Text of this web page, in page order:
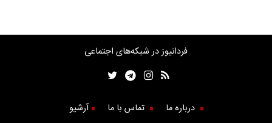
فردانیوز در شبکه‌های اجتماعی
درباره ما تماس با ما آرشیو